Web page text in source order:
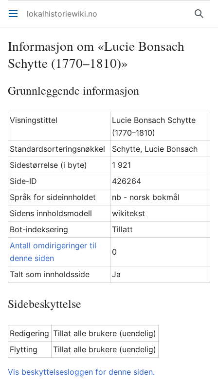
Åpne hovedmenyen lokalhistoriewiki.no Søk
Informasjon om «Lucie Bonsach
Schytte (1770–1810)»
Grunnleggende informasjon
Visningstittel
Lucie Bonsach Schytte
(1770–1810)
Standardsorteringsnøkkel
Schytte, Lucie Bonsach
Sidestørrelse (i byte)
1 921
Side-ID
426264
Språk for sideinnholdet
nb - norsk bokmål
Sidens innholdsmodell
wikitekst
Bot-indeksering
Tillatt
Antall omdirigeringer til
denne siden
0
Talt som innholdsside Ja
Sidebeskyttelse
Redigering Tillat alle brukere (uendelig)
Flytting
Tillat alle brukere (uendelig)
Vis beskyttelsesloggen for denne siden.